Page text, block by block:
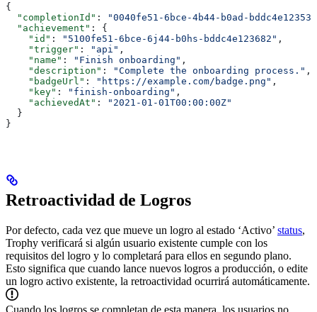
{
  "completionId"
:
"0040fe51-6bce-4b44-b0ad-
  "achievement"
: {
    "id"
: "5100fe51-6bce-6j44-b0hs-bddc4e123682" ,
    "trigger"
: "api" ,
    "name"
: "Finish onboarding" ,
    "description"
: "Complete the onboarding process." ,
    "badgeUrl"
: "https://example.com/badge.png" ,
    "key"
: "finish-onboarding" ,
    "achievedAt"
:
"2021-01-01T00:00:00Z"
  }
}
Retroactividad de Logros
Por defecto, cada vez que mueve un logro al estado ‘Activo’ status,
Trophy verificará si algún usuario existente cumple con los
requisitos del logro y lo completará para ellos en segundo plano.
Esto significa que cuando lance nuevos logros a producción, o edite
un logro activo existente, la retroactividad ocurrirá automáticamente.
Cuando los logros se completan de esta manera, los usuarios no